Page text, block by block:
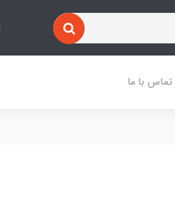
تماس با ما